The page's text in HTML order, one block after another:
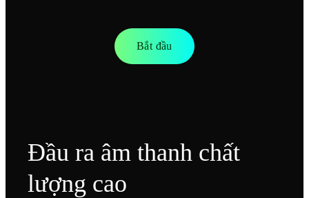
Bắt đầu
Đầu ra âm thanh chất
lượng cao